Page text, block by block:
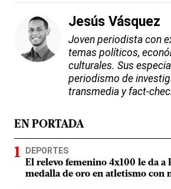
Jesús Vásquez
Joven periodista con
temas políticos,
culturales. Sus
periodismo de
transmedia y fact-
EN PORTADA
DEPORTES
El relevo femenino 4x100 le da a
medalla de oro en atletismo con